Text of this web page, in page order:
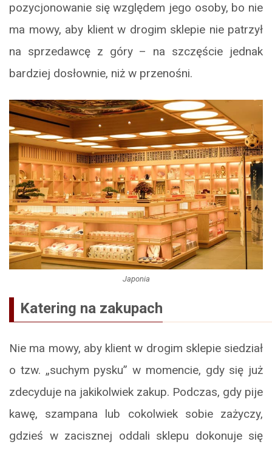
pozycjonowanie się względem jego osoby, bo nie
ma mowy, aby klient w drogim sklepie nie patrzył
na sprzedawcę z góry – na szczęście jednak
bardziej dosłownie, niż w przenośni.
Japonia
Katering na zakupach
Nie ma mowy, aby klient w drogim sklepie siedział
o tzw. „suchym pysku” w momencie, gdy się już
zdecyduje na jakikolwiek zakup. Podczas, gdy pije
kawę, szampana lub cokolwiek sobie zażyczy,
gdzieś w zacisznej oddali sklepu dokonuje się